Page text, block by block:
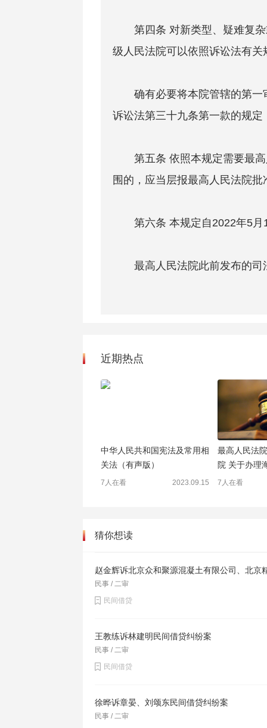
第四条 对新类型、疑难复杂
级人民法院可以依照诉讼法有
确有必要将本院管辖的第一
诉讼法第三十九条第一款的规
第五条 依照本规定需要最高
围的，应当层报最高人民法院批
第六条 本规定自2022年5月
最高人民法院此前发布的司
近期热点
中华人民共和国宪法及常用相
关法（有声版）
7人在看 2023.09.15
最高人民法
院 关于办理
7人在看
猜你想读
赵金辉诉北京众和聚源混凝土有限公司、北京
民事 / 二审
民间借贷
王教练诉林建明民间借贷纠纷案
民事 / 二审
民间借贷
徐晔诉章晏、刘颂东民间借贷纠纷案
民事 / 二审